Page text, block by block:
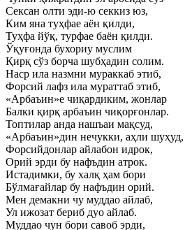
Сексан олти эди-ю секкиз юз,
Ким яна туҳфае аён қилди,
Туҳфа йўқ, турфае баён қилди.
Ўқуғонда бухориу муслим
Қирқ сўз борча шубҳадин солим.
Наср ила назмни мураккаб этиб,
Форсий лафз ила мураттаб этиб,
«Арбаъин»е чиқардиким, жонлар
Балки қирқ арбаъин чиқорғонлар.
Топтилар анда нашъаи мақсуд,
«Арбаъин»дин нечукки, аҳли шуҳуд,
Форсийдонлар айлабон идрок,
Орий эрди бу нафъдин атрок.
Истадимки, бу халқ ҳам бори
Бўлмағайлар бу нафъдин орий.
Мен демакни чу муддао айлаб,
Ул ижозат бериб дуо айлаб.
Муддао чун бори савоб эрди,